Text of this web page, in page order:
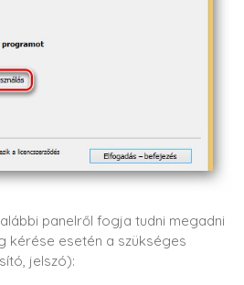
panelről fogja tudni megadni
kérése esetén a szükséges
jelszó):